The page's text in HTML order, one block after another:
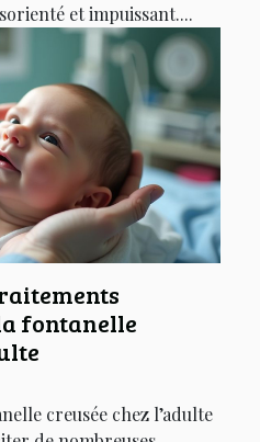
et impuissant....
fontanelle
creusée chez l’adulte